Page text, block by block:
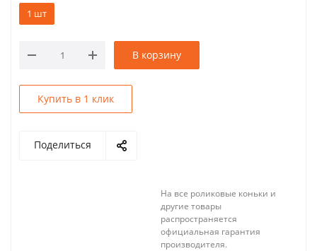
1 шт
В корзину
Купить в 1 клик
Поделиться
На все роликовые коньки и
другие товары
распространяется
официальная гарантия
производителя.